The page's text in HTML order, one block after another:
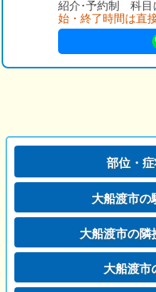
紹介･予約制 科目
始・終了時間は直
部位・
大船渡市の
大船渡市の
大船渡市